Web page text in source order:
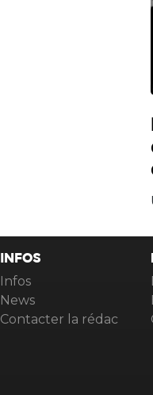
INFOS
Infos
News
Contacter la rédac